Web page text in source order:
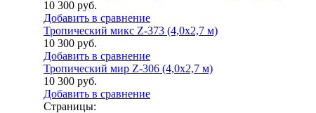
10 300 руб.
Добавить в сравнение
Тропический микс Z-373 (4,0х2,7 м)
10 300 руб.
Добавить в сравнение
Тропический мир Z-306 (4,0х2,7 м)
10 300 руб.
Добавить в сравнение
Страницы: